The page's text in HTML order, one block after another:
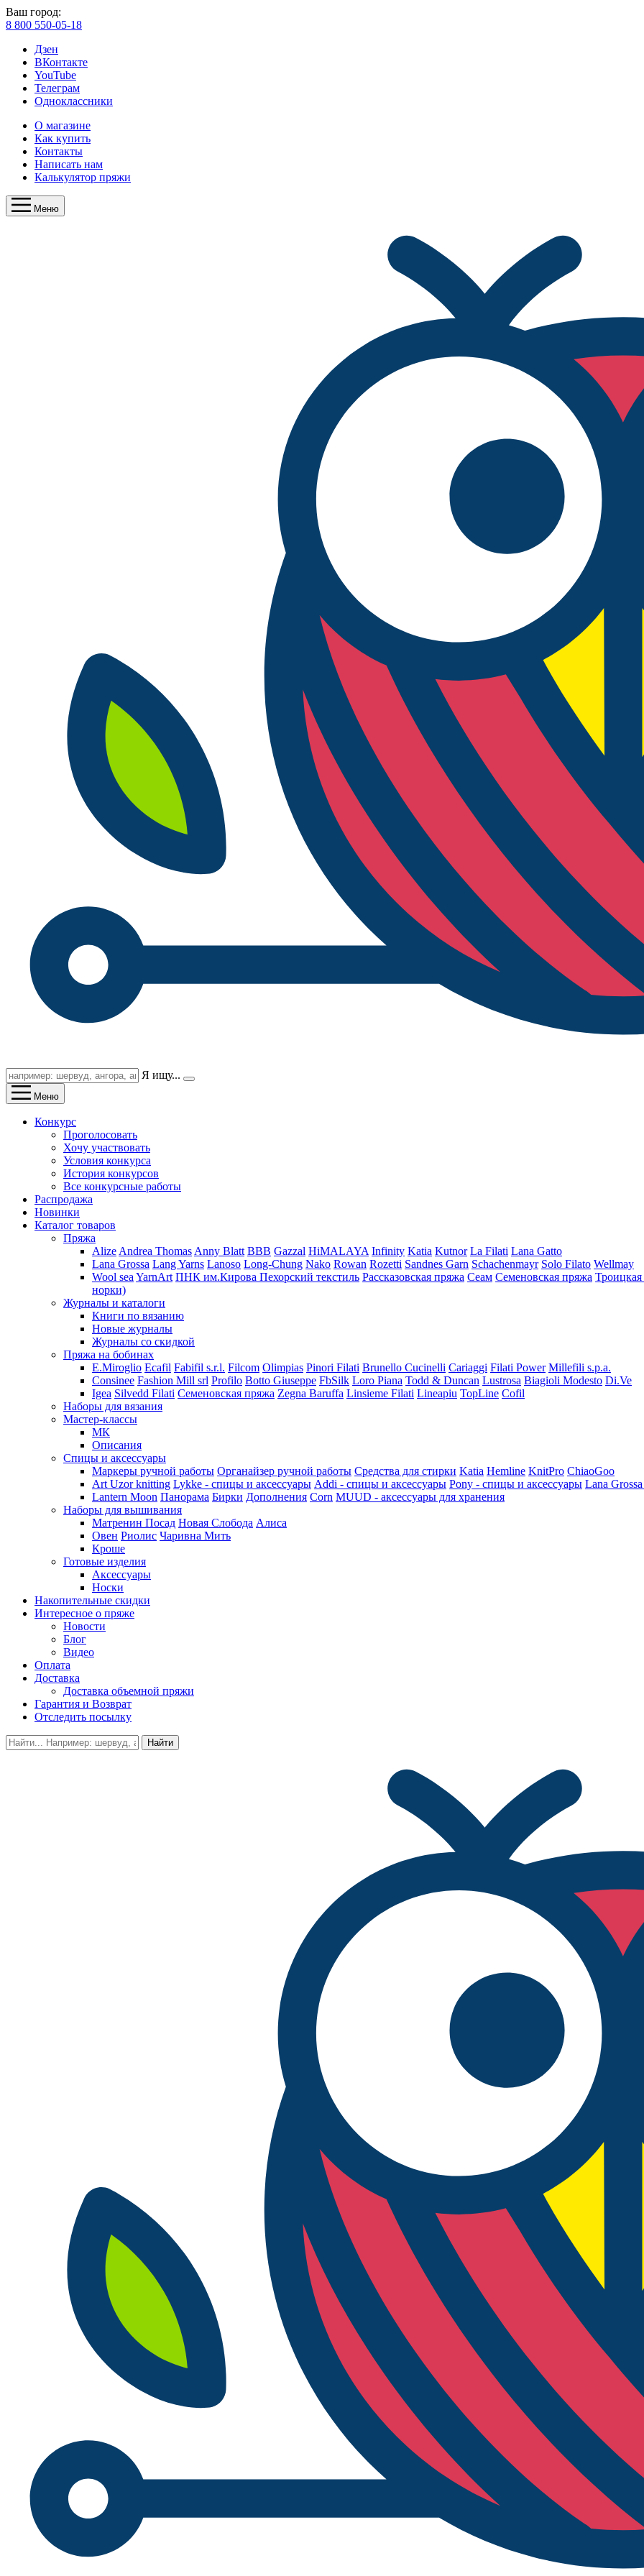
Ваш город:
8 800 550-05-18
Дзен
ВКонтакте
YouTube
Телеграм
Одноклассники
О магазине
Как купить
Контакты
Написать нам
Калькулятор пряжи
Меню
Я ищу...
Меню
Конкурс
Проголосовать
Хочу участвовать
Условия конкурса
История конкурсов
Все конкурсные работы
Распродажа
Новинки
Каталог товаров
Пряжа
Alize Andrea Thomas Anny Blatt BBB Gazzal HiMALAYA Infinity Katia Kutnor La Filati Lana Gatto
Lana Grossa Lang Yarns Lanoso Long-Chung Nako Rowan Rozetti Sandnes Garn Schachenmayr Solo Filato Wellmay
Wool sea YarnArt ПНК им.Кирова Пехорский текстиль Рассказовская пряжа Сеам Семеновская пряжа Троицкая
норки)
Журналы и каталоги
Книги по вязанию
Новые журналы
Журналы со скидкой
Пряжа на бобинах
E.Miroglio Ecafil Fabifil s.r.l. Filcom Olimpias Pinori Filati Brunello Cucinelli Cariaggi Filati Power Millefili s.p.a.
Consinee Fashion Mill srl Profilo Botto Giuseppe FbSilk Loro Piana Todd & Duncan Lustrosa Biagioli Modesto Di.Ve
Igea Silvedd Filati Семеновская пряжа Zegna Baruffa Linsieme Filati Lineapiu TopLine Cofil
Наборы для вязания
Мастер-классы
МК
Описания
Спицы и аксессуары
Маркеры ручной работы Органайзер ручной работы Средства для стирки Katia Hemline KnitPro ChiaoGoo
Art Uzor knitting Lykke - спицы и аксессуары Addi - спицы и аксессуары Pony - спицы и аксессуары Lana
Lantern Moon Панорама Бирки Дополнения Corn MUUD - аксессуары для хранения
Наборы для вышивания
Матренин Посад Новая Слобода Алиса
Овен Риолис Чаривна Мить
Кроше
Готовые изделия
Аксессуары
Носки
Накопительные скидки
Интересное о пряже
Новости
Блог
Видео
Оплата
Доставка
Доставка объемной пряжи
Гарантия и Возврат
Отследить посылку
Найти